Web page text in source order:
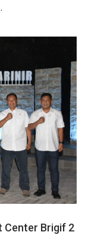
Center Brigif 2